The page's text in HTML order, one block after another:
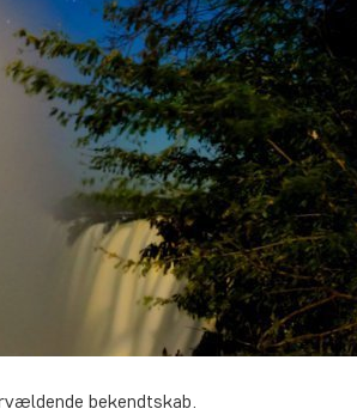
bekendtskab.